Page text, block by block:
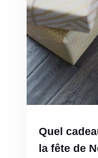
Quel
la fête de